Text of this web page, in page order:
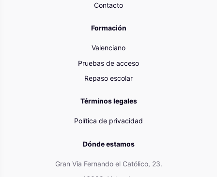
Contacto
Formación
Valenciano
Pruebas de acceso
Repaso escolar
Términos legales
Política de privacidad
Dónde estamos
Gran Vía Fernando el Católico, 23.